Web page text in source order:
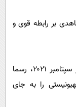
بر رابطه قوی و
برپایه این گزارش، فرماندهی مرکزی آمریکا در سپتامبر ۲۰۲۱، رسما
را به جای